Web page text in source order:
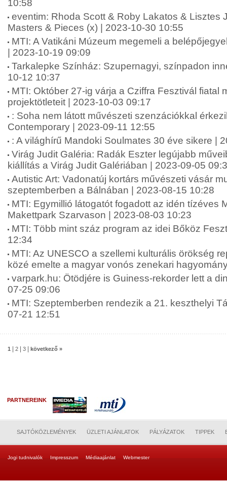
10:58
eventim: Rhoda Scott & Roby Lakatos & Lisztes
Masters & Pieces (x) | 2023-10-30 10:55
MTI: A Vatikáni Múzeum megemeli a
| 2023-10-19 09:09
Tarkalepke Színház: Szupernagyi, színpadon
10-12 10:37
MTI: Október 27-ig várja a Cziffra Fesztivál fiatal
projektötleteit | 2023-10-03 09:17
: Soha nem látott művészeti szenzációkkal
Contemporary | 2023-09-11 12:55
: A világhírű Mandoki Soulmates 30 éve sikere |
Virág Judit Galéria: Radák Eszter legújabb
kiállítás a Virág Judit Galériában | 2023-09-05
Autistic Art: Vadonatúj kortárs művészeti vásár
szeptemberben a Bálnában | 2023-08-15 10:28
MTI: Egymillió látogatót fogadott az idén tízéves
Makettpark Szarvason | 2023-08-03 10:23
MTI: Több mint száz program az idei Bőköz
12:34
MTI: Az UNESCO a szellemi kulturális örökség
közé emelte a magyar vonós zenekari
varpark.hu: Ötödjére is Guiness-rekorder lett a
07-25 09:06
MTI: Szeptemberben rendezik a 21. keszthelyi
07-21 12:51
1 2 3 következő »
PARTNEREINK
SAJTÓKÖZLEMÉNYEK ÜZLETI AJÁNLATOK PÁLYÁZATOK TIPPEK
Jogi tudnivalók Impresszum Médiaajánlat Webmester